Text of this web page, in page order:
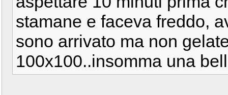
stamane e faceva freddo,
sono arrivato ma non
100x100..insomma una